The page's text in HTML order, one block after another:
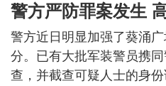
警方严防罪案发生
警方近日明显加强了葵涌
分。已有大批军装警员携
查，并截查可疑人士的身